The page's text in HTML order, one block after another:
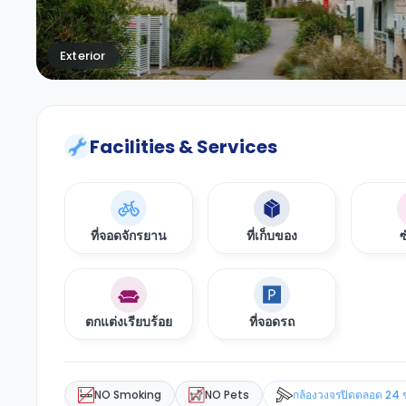
Exterior
Facilities & Services
ที่จอดจักรยาน ที่เก็บของ
ตกแต่งเรียบร้อย ที่จอดรถ
NO Smoking NO Pets กล้องวงจรปิดตลอด 24